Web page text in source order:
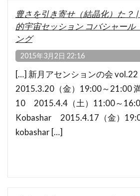
豊さを引き寄せ（結晶化）た？
的宇宙セッション コバシャー
ング
2015年3月2日 22:16
[…] 新月アセンションの会
2015.3.20（金）19:00～21:00
10 2015.4.4（土）11:00～
Kobashar 2015.4.17（金）
kobashar […]